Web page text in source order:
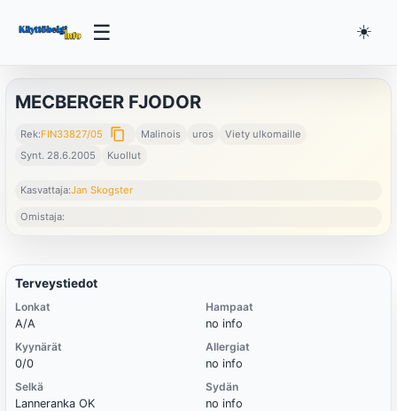
☰ ☀️
MECBERGER FJODOR
Rek:FIN33827/05 content_copy Malinois uros
Viety ulkomaille
Synt. 28.6.2005
Kuollut
Kasvattaja:Jan Skogster
Omistaja:
Terveystiedot
Lonkat
A/A
Kyynärät
0/0
Selkä
Lanneranka OK
Hampaat
no info
Allergiat
no info
Sydän
no info